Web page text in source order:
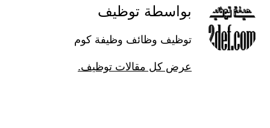
بواسطة توظيف
توظيف وظائف وظيفة كوم
عرض كل مقالات توظيف.